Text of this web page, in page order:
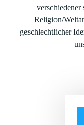
Religion/
geschlechtlicher